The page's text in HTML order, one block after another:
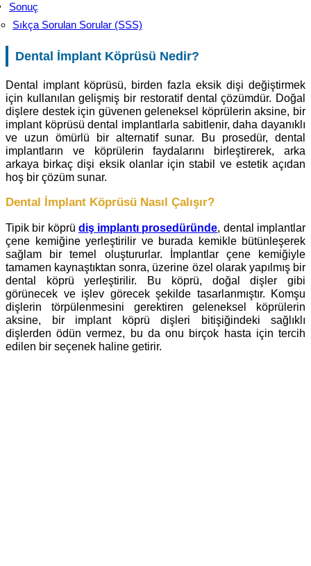
Sonuç
Sıkça Sorulan Sorular (SSS)
Dental İmplant Köprüsü Nedir?
Dental implant köprüsü, birden fazla eksik dişi değiştirmek
için kullanılan gelişmiş bir restoratif dental çözümdür. Doğal
dişlere destek için güvenen geleneksel köprülerin aksine, bir
implant köprüsü dental implantlarla sabitlenir, daha dayanıklı
ve uzun ömürlü bir alternatif sunar. Bu prosedür, dental
implantların ve köprülerin faydalarını birleştirerek, arka
arkaya birkaç dişi eksik olanlar için stabil ve estetik açıdan
hoş bir çözüm sunar.
Dental İmplant Köprüsü Nasıl Çalışır?
Tipik bir köprü diş implantı prosedüründe, dental implantlar
çene kemiğine yerleştirilir ve burada kemikle bütünleşerek
sağlam bir temel oluştururlar. İmplantlar çene kemiğiyle
tamamen kaynaştıktan sonra, üzerine özel olarak yapılmış bir
dental köprü yerleştirilir. Bu köprü, doğal dişler gibi
görünecek ve işlev görecek şekilde tasarlanmıştır. Komşu
dişlerin törpülenmesini gerektiren geleneksel köprülerin
aksine, bir implant köprü dişleri bitişiğindeki sağlıklı
dişlerden ödün vermez, bu da onu birçok hasta için tercih
edilen bir seçenek haline getirir.